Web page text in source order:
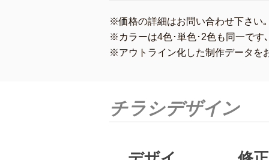
※価格の詳細はお問い合わせ下さい｡
※カラーは4色･単色･2色も同一です
※アウトライン化した制作データを
チラシデザイン